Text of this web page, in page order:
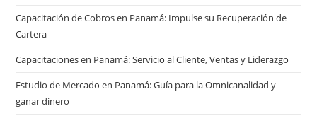
Capacitación de Cobros en Panamá: Impulse su Recuperación de
Cartera
Capacitaciones en Panamá: Servicio al Cliente, Ventas y Liderazgo
Estudio de Mercado en Panamá: Guía para la Omnicanalidad y
ganar dinero